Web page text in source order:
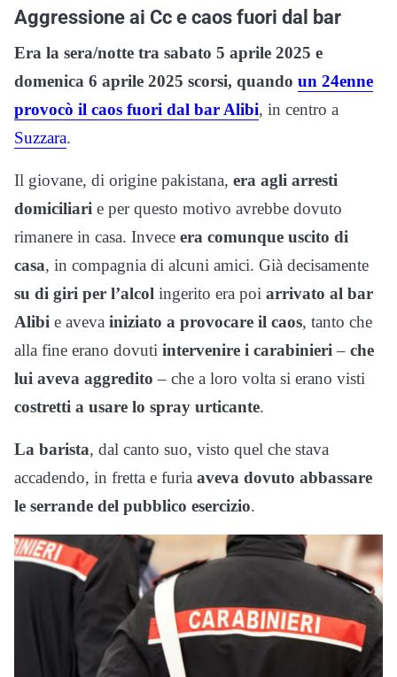
Aggressione ai Cc e caos fuori dal bar
Era la sera/notte tra sabato 5 aprile 2025 e
domenica 6 aprile 2025 scorsi, quando un 24enne
provocò il caos fuori dal bar Alibi, in centro a
Suzzara.
Il giovane, di origine pakistana, era agli arresti
domiciliari e per questo motivo avrebbe dovuto
rimanere in casa. Invece era comunque uscito di
casa, in compagnia di alcuni amici. Già decisamente
su di giri per l’alcol ingerito era poi arrivato al bar
Alibi e aveva iniziato a provocare il caos, tanto che
alla fine erano dovuti intervenire i carabinieri – che
lui aveva aggredito – che a loro volta si erano visti
costretti a usare lo spray urticante.
La barista, dal canto suo, visto quel che stava
accadendo, in fretta e furia aveva dovuto abbassare
le serrande del pubblico esercizio.